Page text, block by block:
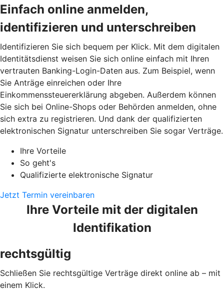
Einfach online anmelden,
identifizieren und unterschreiben
Identifizieren Sie sich bequem per Klick. Mit dem digitalen
Identitätsdienst weisen Sie sich online einfach mit Ihren
vertrauten Banking-Login-Daten aus. Zum Beispiel, wenn
Sie Anträge einreichen oder Ihre
Einkommenssteuererklärung abgeben. Außerdem können
Sie sich bei Online-Shops oder Behörden anmelden, ohne
sich extra zu registrieren. Und dank der qualifizierten
elektronischen Signatur unterschreiben Sie sogar Verträge.
Ihre Vorteile
So geht's
Qualifizierte elektronische Signatur
Jetzt Termin vereinbaren
Ihre Vorteile mit der digitalen
Identifikation
rechtsgültig
Schließen Sie rechtsgültige Verträge direkt online ab – mit
einem Klick.